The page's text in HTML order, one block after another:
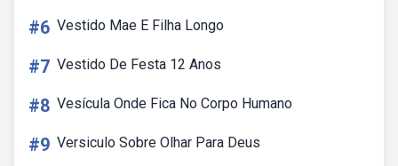
#6 Vestido Mae E Filha Longo
#7 Vestido De Festa 12 Anos
#8 Vesícula Onde Fica No Corpo Humano
#9 Versiculo Sobre Olhar Para Deus